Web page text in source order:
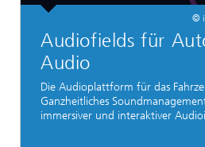
©
Audiofields für
Audio
Die Audioplattform für das
Ganzheitliches
immersiver und interaktiver